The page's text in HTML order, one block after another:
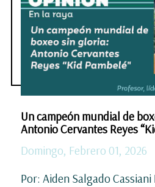
Un campeón mundial de
Antonio Cervantes Reyes
Domingo, Febrero 01, 2026
Por: Aiden Salgado